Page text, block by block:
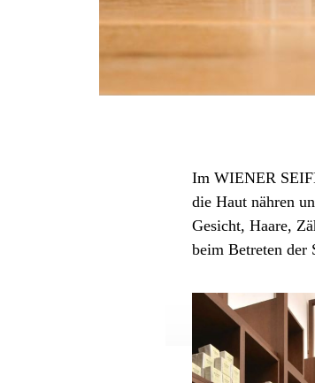
Im WIENER
die Haut nähren
Gesicht, Haare,
beim Betreten der